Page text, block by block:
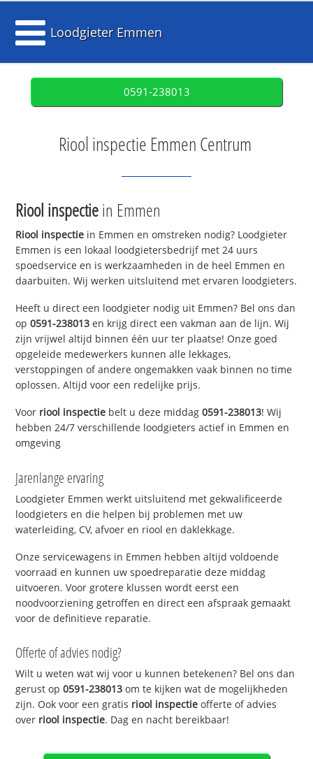
Loodgieter Emmen
0591-238013
Riool inspectie Emmen Centrum
Riool inspectiein Emmen
Riool inspectie in Emmen en omstreken nodig? Loodgieter
Emmen is een lokaal loodgietersbedrijf met 24 uurs
spoedservice en is werkzaamheden in de heel Emmen en
daarbuiten. Wij werken uitsluitend met ervaren loodgieters.
Heeft u direct een loodgieter nodig uit Emmen? Bel ons dan
op0591-238013 en krijg direct een vakman aan de lijn. Wij
zijn vrijwel altijd binnen één uur ter plaatse! Onze goed
opgeleide medewerkers kunnen alle lekkages,
verstoppingen of andere ongemakken vaak binnen no time
oplossen. Altijd voor een redelijke prijs.
Voor riool inspectie belt u deze middag0591-238013! Wij
hebben 24/7 verschillende loodgieters actief in Emmen en
omgeving
Jarenlange ervaring
Loodgieter Emmen werkt uitsluitend met gekwalificeerde
loodgieters en die helpen bij problemen met uw
waterleiding, CV, afvoer en riool en daklekkage.
Onze servicewagens in Emmen hebben altijd voldoende
voorraad en kunnen uw spoedreparatie deze middag
uitvoeren. Voor grotere klussen wordt eerst een
noodvoorziening getroffen en direct een afspraak gemaakt
voor de definitieve reparatie.
Offerte of advies nodig?
Wilt u weten wat wij voor u kunnen betekenen? Bel ons dan
gerust op0591-238013 om te kijken wat de mogelijkheden
zijn. Ook voor een gratis riool inspectie offerte of advies
over riool inspectie. Dag en nacht bereikbaar!